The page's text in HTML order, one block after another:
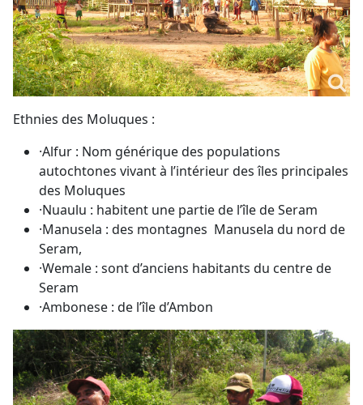
Ethnies des Moluques :
·Alfur : Nom générique des populations
autochtones vivant à l’intérieur des îles principales
des Moluques
·Nuaulu : habitent une partie de l’île de Seram
·Manusela : des montagnes Manusela du nord de
Seram,
·Wemale : sont d’anciens habitants du centre de
Seram
·Ambonese : de l’île d’Ambon